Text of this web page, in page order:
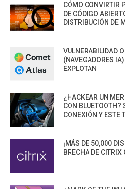
CÓMO CONVIRTIR
DE CÓDIGO
DISTRIBUCIÓN DE
VULNERABILIDAD
(NAVEGADORES
EXPLOTAN
¿HACKEAR UN
CON BLUETOOTH?
CONEXIÓN Y ESTE
¡MÁS DE 50,000
BRECHA DE CITRIX